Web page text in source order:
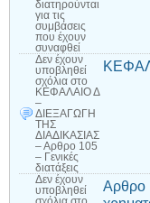
διατηρούνται
για τις
συμβάσεις
που έχουν
συναφθεί
Δεν έχουν
υποβληθεί
σχόλια στο
ΚΕΦΑΛΑΙΟ Δ
–
ΔΙΕΞΑΓΩΓΗ
ΤΗΣ
ΔΙΑΔΙΚΑΣΙΑΣ
– Αρθρο 105
– Γενικές
διατάξεις
Δεν έχουν
υποβληθεί
Αρθρο